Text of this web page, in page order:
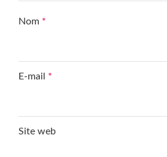
Nom *
E-mail *
Site web